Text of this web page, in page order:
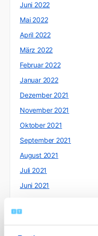
Juni 2022
Mai 2022
April 2022
März 2022
Februar 2022
Januar 2022
Dezember 2021
November 2021
Oktober 2021
September 2021
August 2021
Juli 2021
Juni 2021
April 2021